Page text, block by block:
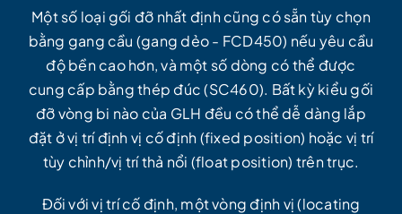
Một số loại gối đỡ nhất định cũng có sẵn tùy chọn
bằng gang cầu (gang dẻo - FCD450) nếu yêu cầu
độ bền cao hơn, và một số dòng có thể được
cung cấp bằng thép đúc (SC460). Bất kỳ kiểu gối
đỡ vòng bi nào của GLH đều có thể dễ dàng lắp
đặt ở vị trí định vị cố định (fixed position) hoặc vị trí
tùy chỉnh/vị trí thả nổi (float position) trên trục.
Đối với vị trí cố định, một vòng định vị (locating